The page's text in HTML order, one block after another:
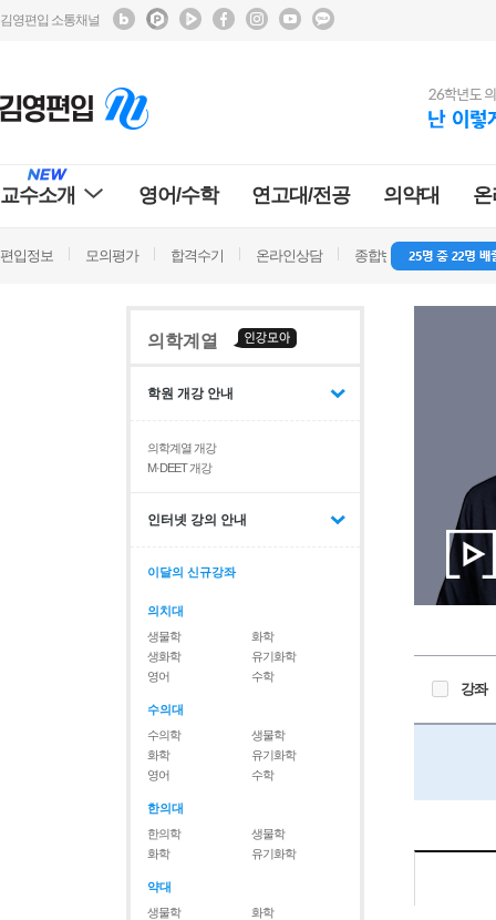
김영편입 소통채널
교수소개 영어/수학 연고대/전공 의약대
편입정보 모의평가 합격수기 온라인상담 종합반 방문상담
의학계열
학원 개강 안내
의학계열 개강
M·DEET 개강
인터넷 강의 안내
이달의 신규강좌
의치대
생물학
화학
생화학
유기화학
영어
수학
수의대
수의학
생물학
화학
유기화학
영어
수학
한의대
한의학
생물학
화학
유기화학
약대
생물학
화학
강좌